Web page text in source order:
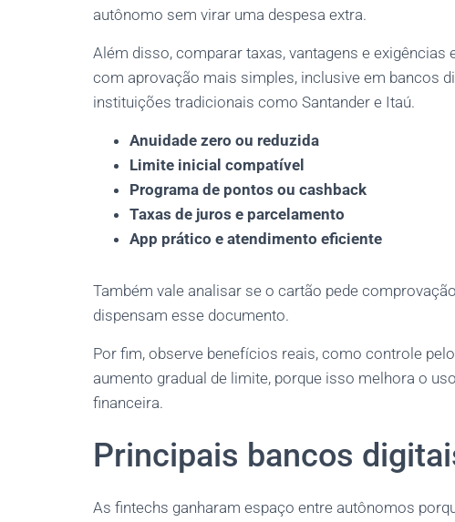
autônomo sem virar uma despesa extra.
Além disso, comparar taxas, vantagens e
com aprovação mais simples, inclusive em bancos
instituições tradicionais como Santander e Itaú.
Anuidade zero ou reduzida
Limite inicial compatível
Programa de pontos ou cashback
Taxas de juros e parcelamento
App prático e atendimento eficiente
Também vale analisar se o cartão pede
dispensam esse documento.
Por fim, observe benefícios reais, como controle
aumento gradual de limite, porque isso melhora o
financeira.
Principais bancos
As fintechs ganharam espaço entre autônomos